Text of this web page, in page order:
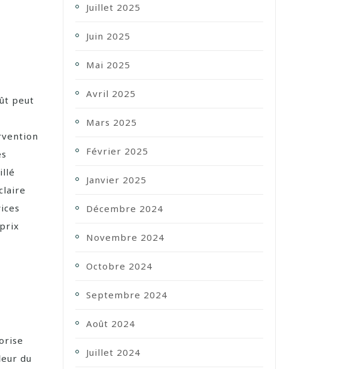
peut
du
Juillet 2025
Juin 2025
Mai 2025
Avril 2025
Mars 2025
Février 2025
Janvier 2025
Décembre 2024
Novembre 2024
Octobre 2024
Septembre 2024
Août 2024
Juillet 2024